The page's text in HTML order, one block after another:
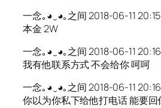
一念｡◕‿◕｡之间 2018-06-11
本金 2W
一念｡◕‿◕｡之间 2018-06-11
我有他联系方式 不会给你 呵呵
一念｡◕‿◕｡之间 2018-06-11
你以为你私下给他打电话 能要